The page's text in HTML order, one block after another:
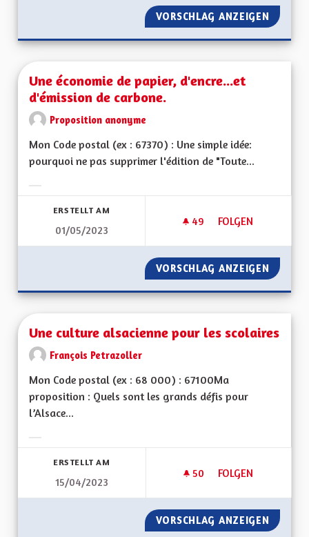
VORSCHLAG ANZEIGEN UNE
Une économie de papier, d'encre...et
d'émission de carbone.
Proposition anonyme
Mon Code postal (ex : 67370) : Une simple idée:
pourquoi ne pas supprimer l'édition de "Toute...
ERSTELLT AM
01/05/2023
49 49 FOLLOWER
FOLGEN
UNE ÉCONOMIE
VORSCHLAG ANZEIGEN UNE
Une culture alsacienne pour les scolaires
François Petrazoller
Mon Code postal (ex : 68 000) : 67100Ma
proposition : Quels sont les grands défis pour
l’Alsace...
ERSTELLT AM
15/04/2023
50 50 FOLLOWER
FOLGEN
UNE CULTURE
VORSCHLAG ANZEIGEN UNE